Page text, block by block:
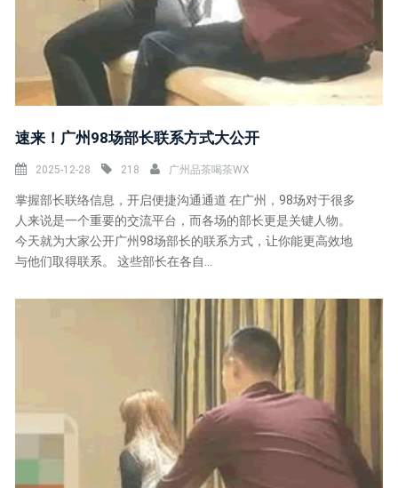
速来！广州98场部长联系方式大公开
2025-12-28 218 广州品茶喝茶WX
掌握部长联络信息，开启便捷沟通通道 在广州，98场对于很多
人来说是一个重要的交流平台，而各场的部长更是关键人物。
今天就为大家公开广州98场部长的联系方式，让你能更高效地
与他们取得联系。 这些部长在各自...